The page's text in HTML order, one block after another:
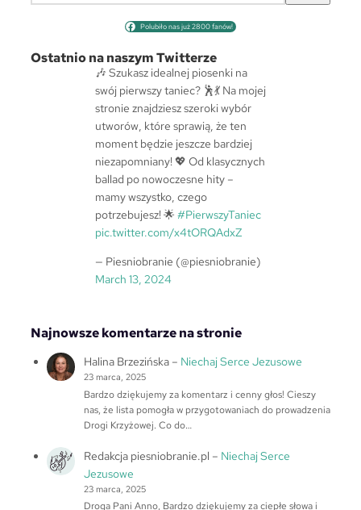
a
Polubiło nas już 2800 fanów!
Ostatnio na naszym Twitterze
🎶 Szukasz idealnej piosenki na
swój pierwszy taniec? 🕺💃 Na mojej
stronie znajdziesz szeroki wybór
utworów, które sprawią, że ten
moment będzie jeszcze bardziej
niezapomniany! 💖 Od klasycznych
ballad po nowoczesne hity –
mamy wszystko, czego
potrzebujesz! 🌟 #PierwszyTaniec
pic.twitter.com/x4tORQAdxZ
— Piesniobranie (@piesniobranie)
March 13, 2024
Najnowsze komentarze na stronie
Halina Brzezińska– Niechaj Serce Jezusowe
23 marca, 2025
Bardzo dziękujemy za komentarz i cenny głos! Cieszy
nas, że lista pomogła w przygotowaniach do prowadzenia
Drogi Krzyżowej. Co do…
Redakcja piesniobranie.pl – Niechaj Serce
Jezusowe
23 marca, 2025
Droga Pani Anno, Bardzo dziękujemy za ciepłe słowa i